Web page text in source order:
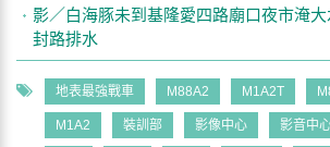
影／白海豚未到基隆愛四路廟口夜市淹
封路排水
地表最強戰車 M88A2 M1A2T
M1A2 裝訓部 影像中心 影音中